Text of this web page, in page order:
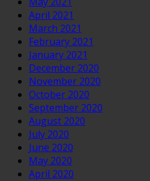
April 2021
March 2021
February 2021
January 2021
December 2020
November 2020
October 2020
September 2020
August 2020
July 2020
June 2020
May 2020
April 2020